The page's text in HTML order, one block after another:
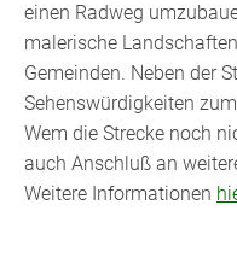
einen Radweg
malerische
Gemeinden. Neben der
Sehenswürdigkeiten
Wem die Strecke noch
auch Anschluß an
Weitere Informationen